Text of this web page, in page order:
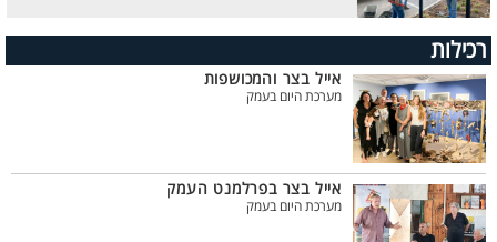
רכילות
אייל בצר והמכושפות
מערכת היום בעמק
אייל בצר בפרלמנט העמק
מערכת היום בעמק